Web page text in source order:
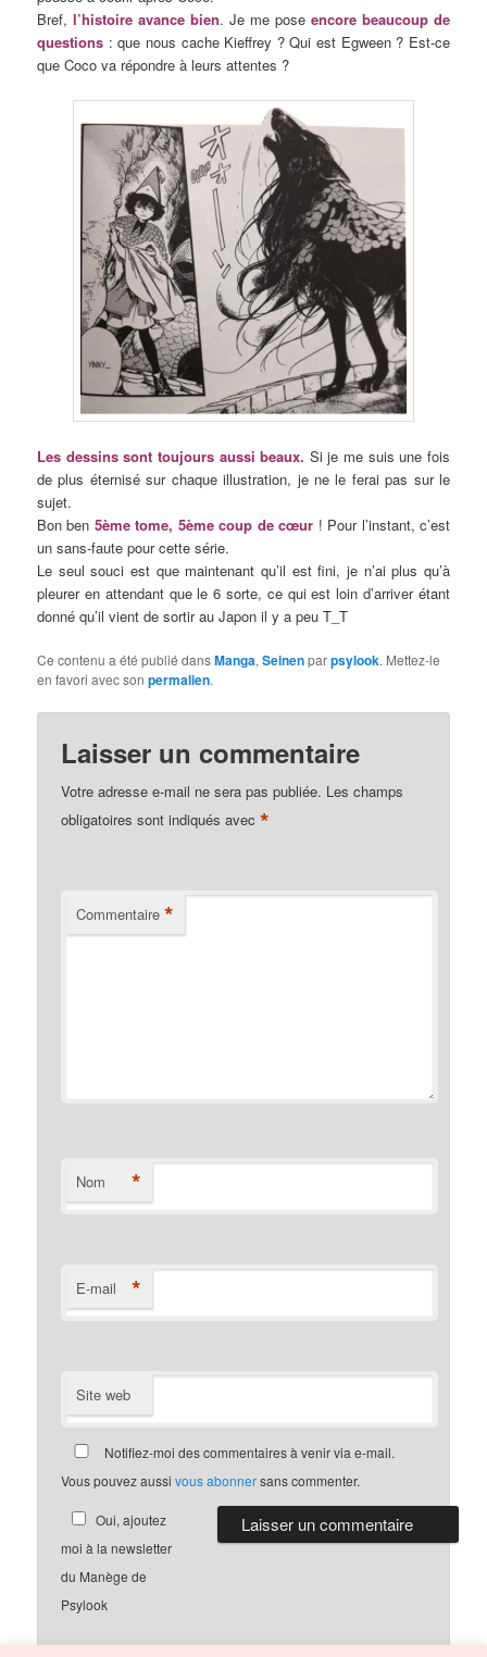
Bref,l’histoire avance bien. Je me pose encore beaucoup de
questions : que nous cache Kieffrey ? Qui est Egween ? Est-ce
que Coco va répondre à leurs attentes ?
Les dessins sont toujours aussi beaux. Si je me suis une fois
de plus éternisé sur chaque illustration, je ne le ferai pas sur le
sujet.
Bon ben 5ème tome, 5ème coup de cœur ! Pour l’instant, c’est
un sans-faute pour cette série.
Le seul souci est que maintenant qu’il est fini, je n’ai plus qu’à
pleurer en attendant que le 6 sorte, ce qui est loin d’arriver étant
donné qu’il vient de sortir au Japon il y a peu T_T
Ce contenu a été publié dansManga,Seinenparpsylook. Mettez-le
en favori avec sonpermalien.
Laisser un commentaire
Votre adresse e-mail ne sera pas publiée. Les champs
obligatoires sont indiqués avec*
Commentaire *
Nom *
E-mail *
Site web
Notifiez-moi des commentaires à venir via e-mail.
Vous pouvez aussivous abonnersans commenter.
Oui, ajoutez
moi à la newsletter
du Manège de
Psylook